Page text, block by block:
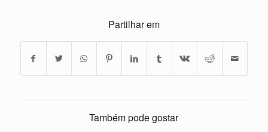
Partilhar em
Também pode gostar